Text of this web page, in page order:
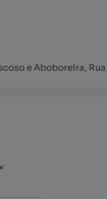
e Aboboreira,